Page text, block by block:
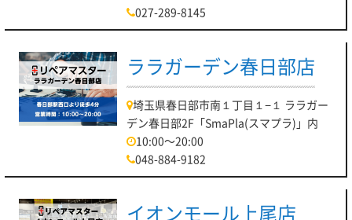
027-289-8145
ララガーデン春日部店
埼玉県春日部市南１丁目１−１ ララガー
デン春日部2F「SmaPla(スマプラ)」内
10:00～20:00
048-884-9182
イオンモール上尾店